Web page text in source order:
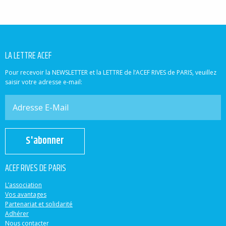
LA LETTRE ACEF
Pour recevoir la NEWSLETTER et la LETTRE de l’ACEF RIVES de PARIS, veuillez
saisir votre adresse e-mail:
S'abonner
ACEF RIVES DE PARIS
L’association
Vos avantages
Partenariat et solidarité
Adhérer
Nous contacter